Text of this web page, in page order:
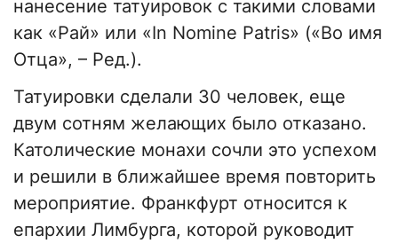
нанесение татуировок с такими словами
как «Рай» или «In Nomine Patris» («Во имя
Отца», – Ред.).
Татуировки сделали 30 человек, еще
двум сотням желающих было отказано.
Католические монахи сочли это успехом
и решили в ближайшее время повторить
мероприятие. Франкфурт относится к
епархии Лимбурга, которой руководит